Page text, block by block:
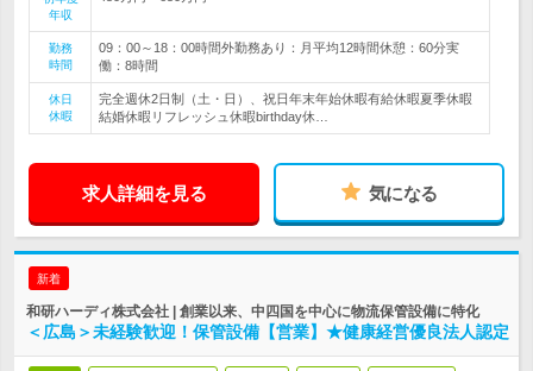
年収
勤務
時間
09：00～18：00時間外勤務あり：月平均12時間休憩：60分実
働：8時間
休日
休暇
完全週休2日制（土・日）、祝日年末年始休暇有給休暇夏季休暇
結婚休暇リフレッシュ休暇birthday休…
求人詳細を見る 気になる
新着
和研ハーディ株式会社 | 創業以来、中四国を中心に物流保管設備に特化
＜広島＞未経験歓迎！保管設備【営業】★健康経営優良法人認定